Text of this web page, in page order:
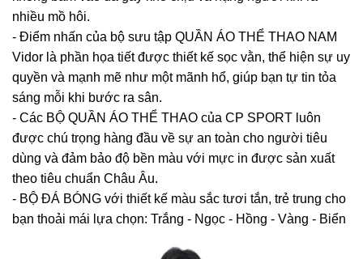
nhiều mồ hôi.
- Điểm nhấn của bộ sưu tập QUẦN ÁO THỂ THAO NAM
Vidor là phần họa tiết được thiết kế sọc vằn, thể hiện sự uy
quyền và mạnh mẽ như một mãnh hổ, giúp bạn tự tin tỏa
sáng mỗi khi bước ra sân.
- Các BỘ QUẦN ÁO THỂ THAO của CP SPORT luôn
được chú trọng hàng đầu về sự an toàn cho người tiêu
dùng và đảm bảo độ bền màu với mực in được sản xuất
theo tiêu chuẩn Châu Âu.
- BỘ ĐÁ BÓNG với thiết kế màu sắc tươi tắn, trẻ trung cho
bạn thoải mái lựa chọn: Trắng - Ngọc - Hồng - Vàng - Biển